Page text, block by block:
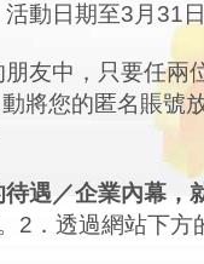
動日期至3月31
朋友中，只要任兩
將您的匿名賬號
遇／企業內幕，
2．透過網站下方